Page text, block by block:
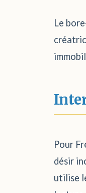
Le
Pour
désir
utilise